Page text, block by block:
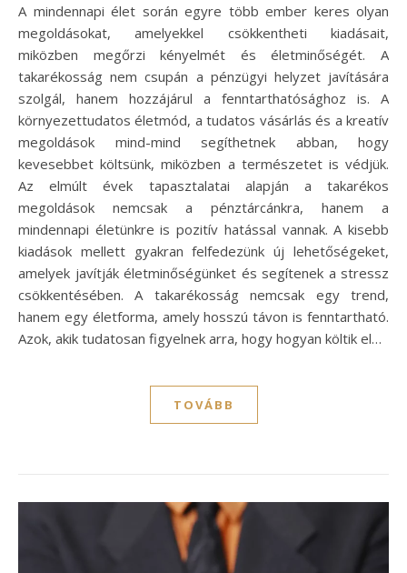
A mindennapi élet során egyre több ember keres olyan
megoldásokat, amelyekkel csökkentheti kiadásait,
miközben megőrzi kényelmét és életminőségét. A
takarékosság nem csupán a pénzügyi helyzet javítására
szolgál, hanem hozzájárul a fenntarthatósághoz is. A
környezettudatos életmód, a tudatos vásárlás és a kreatív
megoldások mind-mind segíthetnek abban, hogy
kevesebbet költsünk, miközben a természetet is védjük.
Az elmúlt évek tapasztalatai alapján a takarékos
megoldások nemcsak a pénztárcánkra, hanem a
mindennapi életünkre is pozitív hatással vannak. A kisebb
kiadások mellett gyakran felfedezünk új lehetőségeket,
amelyek javítják életminőségünket és segítenek a stressz
csökkentésében. A takarékosság nemcsak egy trend,
hanem egy életforma, amely hosszú távon is fenntartható.
Azok, akik tudatosan figyelnek arra, hogy hogyan költik el…
TOVÁBB